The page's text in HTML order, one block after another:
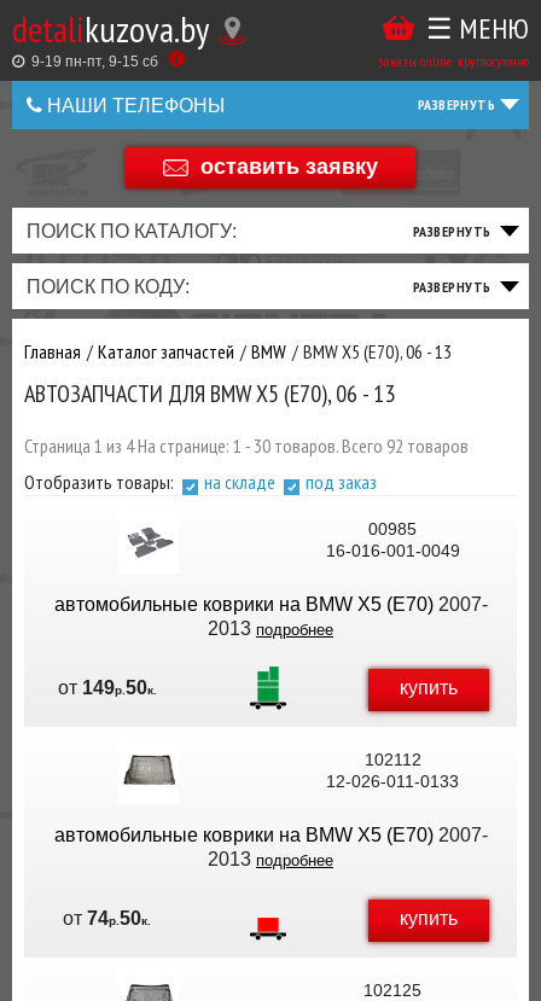
detalikuzova.by
9-19 пн-пт, 9-15 cб заказы online: круглосуточно
☰ МЕНЮ
НАШИ ТЕЛЕФОНЫ
+375 44 586 05 44
оставить заявку
ПОИСК ПО КАТАЛОГУ:
ПОИСК ПО КОДУ:
Главная Каталог запчастей BMW BMW X5 (E70), 06 - 13
АВТОЗАПЧАСТИ ДЛЯ BMW X5 (E70), 06 - 13
Страница 1 из 4 На странице: 1 - 30 товаров. Всего 92 товаров
Отобразить товары:
на складе под заказ
00985
16-016-001-0049
автомобильные коврики на BMW X5 (E70)2007-
2013 подробнее
от 149р. 50к. купить
102112
12-026-011-0133
автомобильные коврики на BMW X5 (E70)2007-
2013 подробнее
от74р.50к. купить
102125
Купить
в
1
Беларусь
+375
+375
ТАКЖЕ
ВЫ
МОЖЕТЕ
У
ЗАКАЗАТЬ
ТО
ФИЛЬТРА
ТОРМОЗНАЯ
СИСТЕМА
ПОДВЕСКА
РУЛЕВОЕ
ТРАНСМИССИЯ
ПРИВОД
ДВИГАТЕЛЬ
ВЫХЛОП
ЭЛЕКТРИКА
ОСВЕЩЕНИЕ
РАСХОДНИКИ,
ЗАПЧАСТИ К
ЗАКАЗУ ЧЕРЕЗ